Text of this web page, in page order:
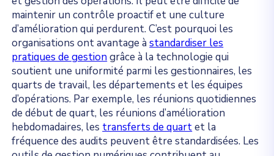
maintenir un contrôle proactif et une culture
d’amélioration qui perdurent. C’est pourquoi les
organisations ont avantage àstandardiser les
pratiques de gestiongrâce à la technologie qui
soutient une uniformité parmi les gestionnaires, les
quarts de travail, les départements et les équipes
d’opérations. Par exemple, les réunions quotidiennes
de début de quart, les réunions d’amélioration
hebdomadaires, les transferts de quartet la
fréquence des audits peuvent être standardisées. Les